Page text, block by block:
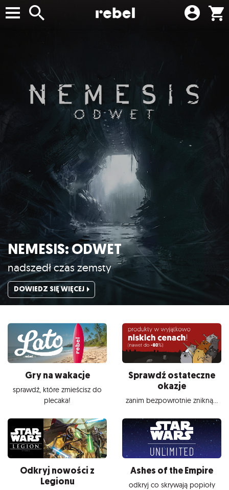
NEMESIS: ODWET
nadszedł czas zemsty
DOWIEDZ SIĘ WIĘCEJ
Gry na wakacje
sprawdź, które zmieścisz do
plecaka!
Sprawdź ostateczne
okazje
zanim bezpowrotnie znikną...
Odkryj nowości z
Legionu
Ashes of the Empire
odkryj co skrywają popioły